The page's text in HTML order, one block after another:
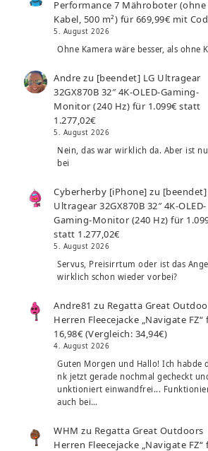
Performance 7 Mähroboter (ohne
Kabel, 500 m²) für 669,99€ mit
5. August 2026
Ohne Kamera wäre besser, als ohne
Andre zu [beendet] LG Ultragear
32GX870B 32″ 4K-OLED-Gaming-
Monitor (240 Hz) für 1.099€ statt
1.277,02€
5. August 2026
Nein, das war wirklich da. Aber ist
bei
Cyberherby [iPhone] zu [beendet]
Ultragear 32GX870B 32″ 4K-OLED-
Gaming-Monitor (240 Hz) für
statt 1.277,02€
5. August 2026
Servus, Preisirrtum oder ist das
wirklich schon wieder vorbei?
Andre81 zu Regatta Great
Herren Fleecejacke „Navigate FZ“
16,98€ (Vergleich: 34,94€)
4. August 2026
Guten Morgen und Hallo! Ich habde
nk jetzt gerade nochmal gecheckt
unktioniert einwandfrei...
auch bei…
WHM zu Regatta Great Outdoors
Herren Fleecejacke „Navigate FZ“